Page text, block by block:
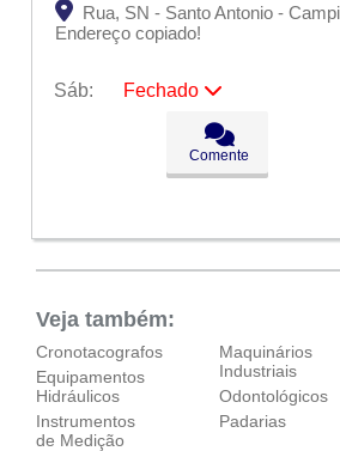
Rua, SN - Santo Antonio -
Endereço copiado!
Sáb:
Fechado
09:00 - 18:00
09:00 - 18:00
09:00 - 18:00
Comente
Veja também:
Cronotacografos
Equipamentos
Hidráulicos
Instrumentos
de Medição
Maquinários
Industriais
Odontológicos
Padarias